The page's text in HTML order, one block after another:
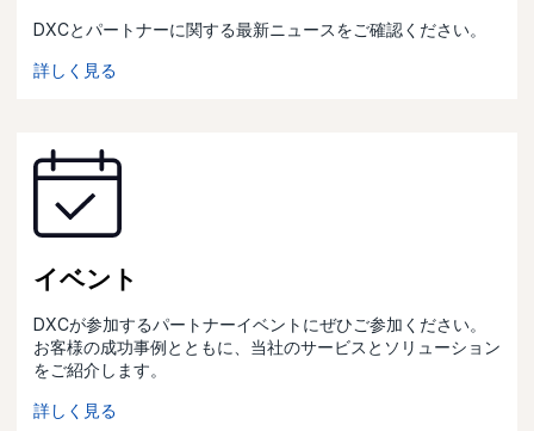
DXCとパートナーに関する最新ニュースをご確認ください。
詳しく見る
イベント
DXCが参加するパートナーイベントにぜひご参加ください。
お客様の成功事例とともに、当社のサービスとソリューション
をご紹介します。
詳しく見る